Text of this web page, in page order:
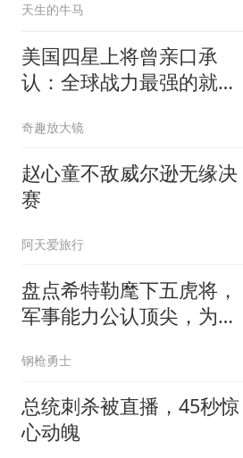
天生的牛马
美国四星上将曾亲口承
认：全球战力最强的就这
奇趣放大镜
赵心童不敌威尔逊无缘决
赛
阿天爱旅行
盘点希特勒麾下五虎将，
军事能力公认顶尖，为何
钢枪勇士
总统刺杀被直播，45秒惊
心动魄